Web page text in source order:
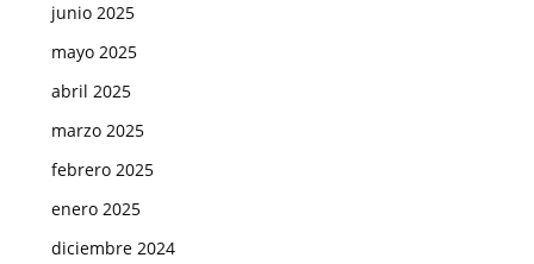
junio 2025
mayo 2025
abril 2025
marzo 2025
febrero 2025
enero 2025
diciembre 2024